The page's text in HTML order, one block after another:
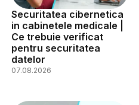
Securitatea cibernetica
in cabinetele medicale |
Ce trebuie verificat
pentru securitatea
datelor
07.08.2026